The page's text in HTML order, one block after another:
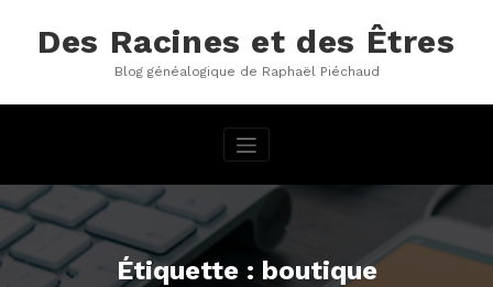
contenuDes Racines et des Êtres
Blog généalogique de Raphaël Piéchaud
Étiquette : boutique